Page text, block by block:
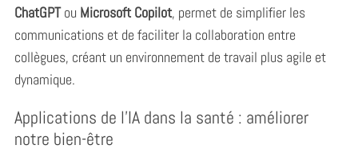
ChatGPTou Microsoft Copilot, permet de simplifier les
communications et de faciliter la collaboration entre
collègues, créant un environnement de travail plus agile et
dynamique.
Applications de l’IA dans la santé : améliorer
notre bien-être